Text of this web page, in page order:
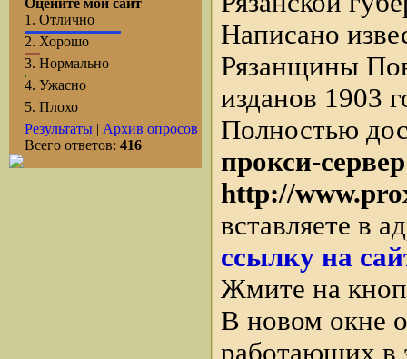
Оцените мой сайт
1. Отлично
2. Хорошо
3. Нормально
4. Ужасно
5. Плохо
Результаты| Архив опросов
Всего ответов: 416
Написано
Рязанщины
изданов 1903
Полностью
прокси-сервер
http://
вставляете в
ссылку на
Жмите на
В новом окне
работающих в